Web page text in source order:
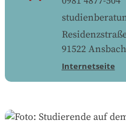
91522 Ansbach
Internetseite